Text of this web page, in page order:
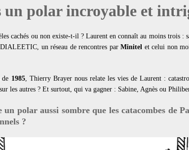
un polar incroyable et
cachés ou non existe-t-il ? Laurent en connaît au moins trois :
un réseau de rencontres parMinitel et celui non
de 1985, Thierry Brayer nous relate les vies de Laurent :
les autres ? Et surtout, qui va gagner : Sabine, Agnès ou
un polar aussi sombre que les catacombes de
?